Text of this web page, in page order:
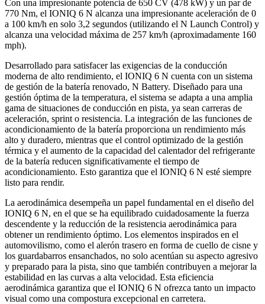
Con una impresionante potencia de 650 CV (478 kW) y un par de
770 Nm, el IONIQ 6 N alcanza una impresionante aceleración de 0
a 100 km/h en solo 3,2 segundos (utilizando el N Launch Control) y
alcanza una velocidad máxima de 257 km/h (aproximadamente 160
mph).
Desarrollado para satisfacer las exigencias de la conducción
moderna de alto rendimiento, el IONIQ 6 N cuenta con un sistema
de gestión de la batería renovado, N Battery. Diseñado para una
gestión óptima de la temperatura, el sistema se adapta a una amplia
gama de situaciones de conducción en pista, ya sean carreras de
aceleración, sprint o resistencia. La integración de las funciones de
acondicionamiento de la batería proporciona un rendimiento más
alto y duradero, mientras que el control optimizado de la gestión
térmica y el aumento de la capacidad del calentador del refrigerante
de la batería reducen significativamente el tiempo de
acondicionamiento. Esto garantiza que el IONIQ 6 N esté siempre
listo para rendir.
La aerodinámica desempeña un papel fundamental en el diseño del
IONIQ 6 N, en el que se ha equilibrado cuidadosamente la fuerza
descendente y la reducción de la resistencia aerodinámica para
obtener un rendimiento óptimo. Los elementos inspirados en el
automovilismo, como el alerón trasero en forma de cuello de cisne y
los guardabarros ensanchados, no solo acentúan su aspecto agresivo
y preparado para la pista, sino que también contribuyen a mejorar la
estabilidad en las curvas a alta velocidad. Esta eficiencia
aerodinámica garantiza que el IONIQ 6 N ofrezca tanto un impacto
visual como una compostura excepcional en carretera.